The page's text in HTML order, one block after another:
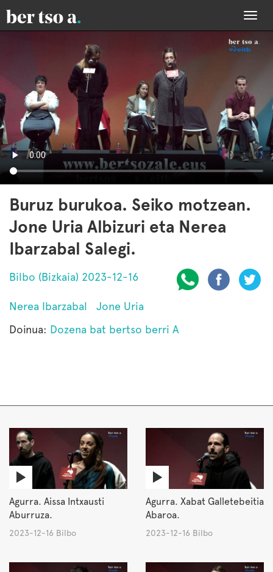
Buruz burukoa. Seiko motzean.
Jone Uria Albizuri eta Nerea
Ibarzabal Salegi.
Bilbo (Bizkaia) 2023-12-16
Nerea Ibarzabal
Jone Uria
Doinua: Dozena bat bertso berri A
Agurra. Aissa Intxausti
Aburruza.
2023-12-16 Bilbo
Agurra. Xabat Galletebeitia
Abaroa.
2023-12-16 Bilbo